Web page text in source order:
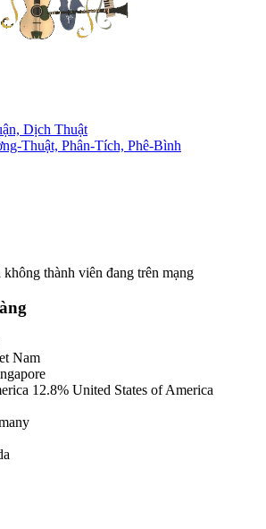
Dịch Thuật
Thuật, Phân-Tích, Phê-Bình
thành viên đang trên mạng
Nam
12.8% United States of America